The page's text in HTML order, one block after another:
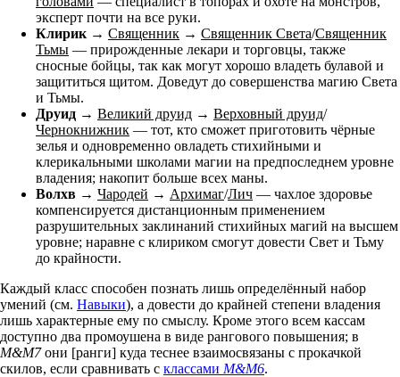
эксперт почти на все руки.
Клирик → Священник → Священник Света/Священник
Тьмы — прирожденные лекари и торговцы, также
сносные бойцы, так как могут хорошо владеть булавой и
защититься щитом. Доведут до совершенства магию Света
и Тьмы.
Друид → Великий друид → Верховный друид/
Чернокнижник — тот, кто сможет приготовить чёрные
зелья и одновременно овладеть стихийными и
клерикальными школами магии на предпоследнем уровне
владения; накопит больше всех маны.
Волхв → Чародей → Архимаг/Лич — чахлое здоровье
компенсируется дистанционным применением
разрушительных заклинаний стихийных магий на высшем
уровне; наравне с клириком смогут довести Свет и Тьму
до крайности.
Каждый класс способен познать лишь определённый набор
умений (см. Навыки), а довести до крайней степени владения
лишь характерные ему по смыслу. Кроме этого всем кассам
доступно два промоушена в виде рангового повышения; в
M&M7они [ранги] куда теснее взаимосвязаны с прокачкой
скилов, если сравнивать с классами M&M6.